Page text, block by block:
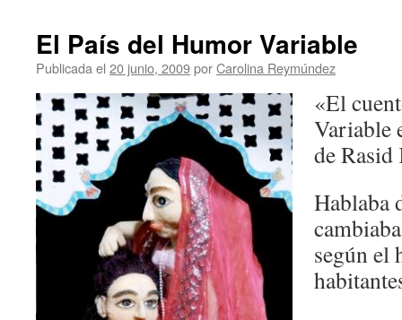
El País del Humor Variable
Publicada el 20 junio, 2009porCarolina Reymúndez
«El
Variable
de
Hablaba
según el